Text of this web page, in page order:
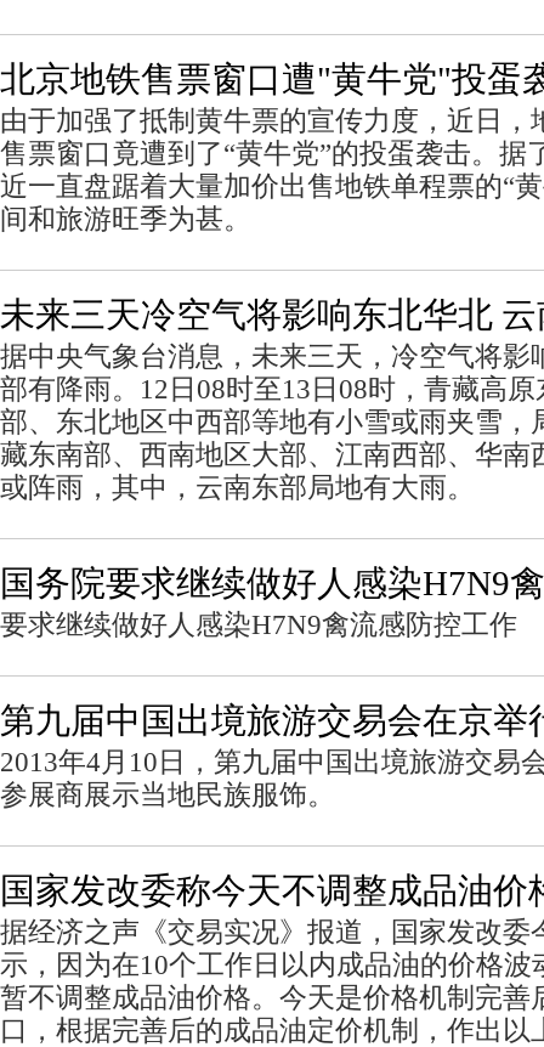
北京地铁售票窗口遭"黄牛党"投蛋
由于加强了抵制黄牛票的宣传力度，近日，
售票窗口竟遭到了“黄牛党”的投蛋袭击。据
近一直盘踞着大量加价出售地铁单程票的“
间和旅游旺季为甚。
未来三天冷空气将影响东北华北
据中央气象台消息，未来三天，冷空气将影
部有降雨。12日08时至13日08时，青藏高
部、东北地区中西部等地有小雪或雨夹雪，
藏东南部、西南地区大部、江南西部、华南
或阵雨，其中，云南东部局地有大雨。
国务院要求继续做好人感染H7N9
要求继续做好人感染H7N9禽流感防控工作
第九届中国出境旅游交易会在京举
2013年4月10日，第九届中国出境旅游交易
参展商展示当地民族服饰。
国家发改委称今天不调整成品油价
据经济之声《交易实况》报道，国家发改委
示，因为在10个工作日以内成品油的价格波
暂不调整成品油价格。今天是价格机制完善
口，根据完善后的成品油定价机制，作出以